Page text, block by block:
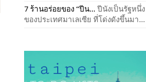
7 ร้านอร่อยของ “ปีน... ปีนังเป็นรัฐหนึ่ง
ของประเทศมาเลเซีย ที่โด่งดังขึ้นมา...